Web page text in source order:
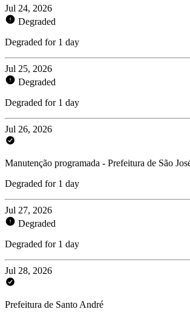
Jul 24, 2026
Degraded
Degraded for 1 day
Jul 25, 2026
Degraded
Degraded for 1 day
Jul 26, 2026
Manutenção programada - Prefeitura de São
Degraded for 1 day
Jul 27, 2026
Degraded
Degraded for 1 day
Jul 28, 2026
Prefeitura de Santo André